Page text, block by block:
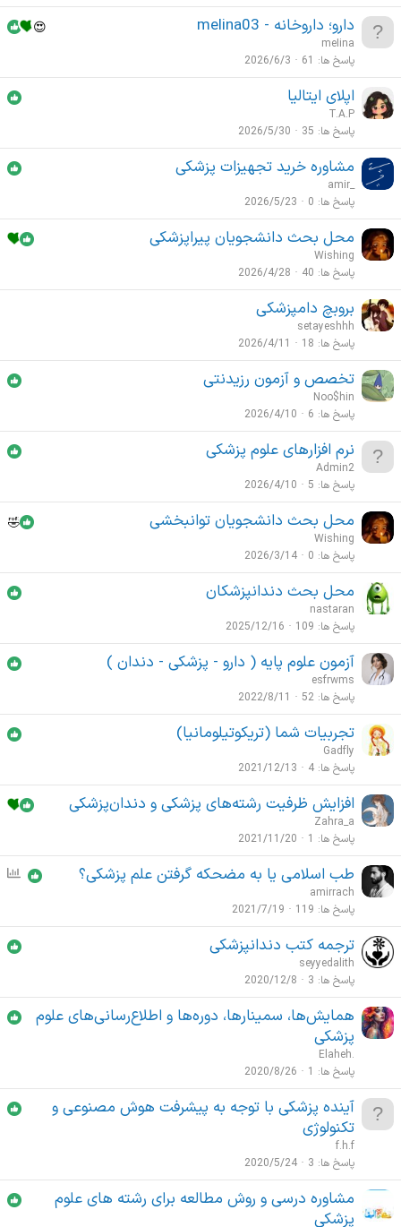
دارو؛ داروخانه - melina03
meIina
پاسخ ها
61
2026/6/3
اپلای ایتالیا
T.A.P
پاسخ ها 35
2026/5/30
مشاوره خرید تجهیزات پزشکی
amir_
پاسخ ها 0
2026/5/23
محل بحث دانشجویان پیراپزشکی
Wishing
پاسخ ها 40
2026/4/28
بروبچ دامپزشكی
setayeshhh
پاسخ ها 18
2026/4/11
تخصص و آزمون رزیدنتی
Noo$hin
پاسخ ها 6
2026/4/10
نرم افزارهای علوم پزشکی
Admin2
پاسخ ها 5
2026/4/10
محل بحث‌ دانشجویان توانبخشی
Wishing
پاسخ ها 0
2026/3/14
محل بحث دندانپزشکان
nastaran
پاسخ ها 109
2025/12/16
آزمون علوم پایه ( دارو - پزشکی - دندان )
esfrwms
پاسخ ها 52
2022/8/11
تجربیات شما (تریکوتیلومانیا)
Gadfly
پاسخ ها 4
2021/12/13
افزایش ظرفیت رشته‌های پزشکی و دندان‌پزشکی
Zahra_a
پاسخ ها
1
2021/11/20
ن
ن
طب اسلامی یا به مضحکه گرفتن علم پزشکی؟
amirrach
پاسخ ها 119
2021/7/19
ترجمه کتب دندانپزشکی
seyyedalith
پاسخ ها 3
2020/12/8
همایش‌ها، سمینارها، دوره‌ها و اطلاع‌رسانی‌های علوم
پزشکی
Elaheh.
پاسخ ها
1
2020/8/26
آینده پزشکی با توجه به پیشرفت هوش مصنوعی و
تکنولوژی
f.h.f
پاسخ ها 3
2020/5/24
مشاوره درسی و روش مطالعه برای رشته های علوم
پزشکی